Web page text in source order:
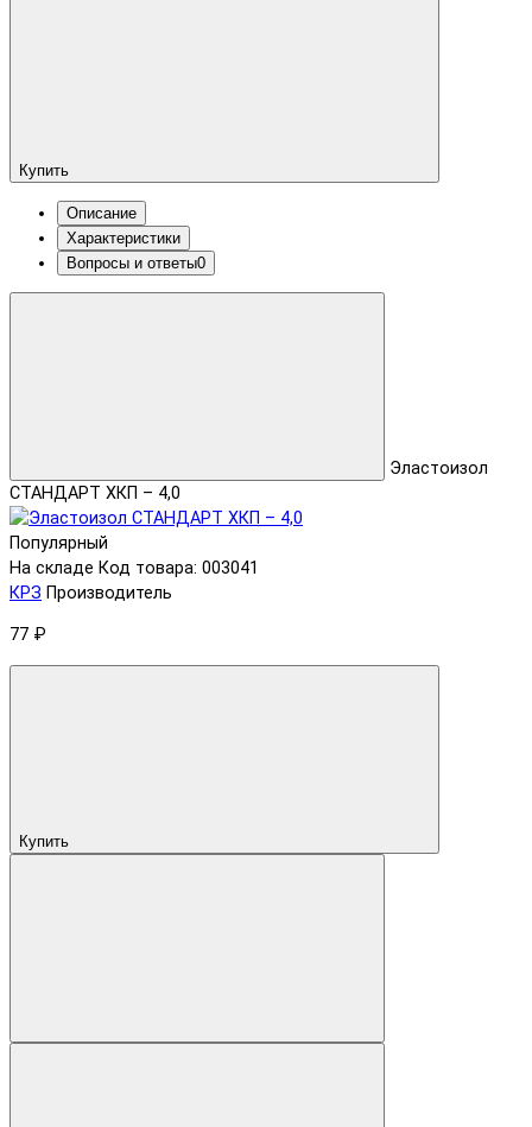
Купить
Описание
Характеристики
Вопросы и ответы0
Эластоизол
СТАНДАРТ ХКП – 4,0
Популярный
На складе Код товара: 003041
КРЗ Производитель
77 ₽
Купить